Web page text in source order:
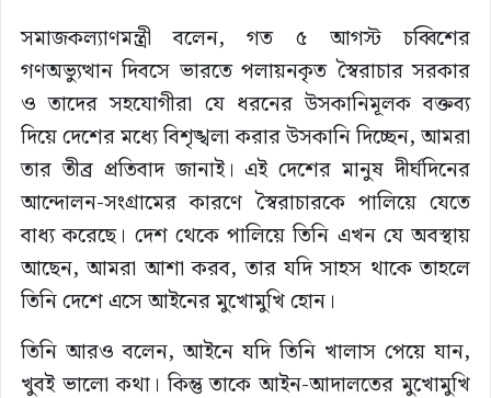
সমাজকল্যাণমন্ত্রী বলেন, গত ৫ আগস্ট চব্বিশের
গণঅভ্যুত্থান দিবসে ভারতে পলায়নকৃত স্বৈরাচার সরকার
ও তাদের সহযোগীরা যে ধরনের উসকানিমূলক বক্তব্য
দিয়ে দেশের মধ্যে বিশৃঙ্খলা করার উসকানি দিচ্ছেন, আমরা
তার তীব্র প্রতিবাদ জানাই। এই দেশের মানুষ দীর্ঘদিনের
আন্দোলন-সংগ্রামের কারণে স্বৈরাচারকে পালিয়ে যেতে
বাধ্য করেছে। দেশ থেকে পালিয়ে তিনি এখন যে অবস্থায়
আছেন, আমরা আশা করব, তার যদি সাহস থাকে তাহলে
তিনি দেশে এসে আইনের মুখোমুখি হোন।
তিনি আরও বলেন, আইনে যদি তিনি খালাস পেয়ে যান,
খুবই ভালো কথা। কিন্তু তাকে আইন-আদালতের মুখোমুখি